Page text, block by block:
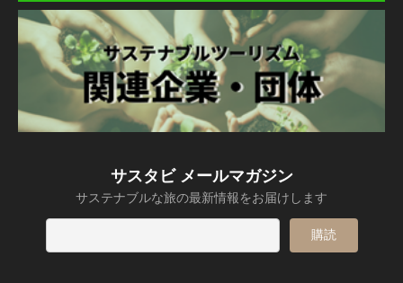
サスタビ メールマガジン
サステナブルな旅の最新情報をお届けします